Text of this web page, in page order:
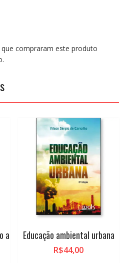
compraram este produto
a Educação ambiental urbana
R$44,00